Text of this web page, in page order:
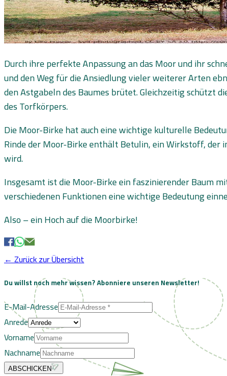
Durch ihre perfekte Anpassung an das Moor und ihr
und den Weg für die Ansiedlung vieler weiterer Arten
den Astgabeln des Baumes brütet. Gleichzeitig schützt
des Torfkörpers.
Die Moor-Birke hat auch eine wichtige kulturelle
Rinde der Moor-Birke enthält Betulin, ein Wirkstoff,
wird.
Insgesamt ist die Moor-Birke ein faszinierender Baum
verschiedenen Funktionen eine wichtige Bedeutung
Also – ein Hoch auf die Moorbirke!
← Zurück zur Übersicht
Du willst noch mehr wissen?Abonniere unseren Newsletter!
E-Mail-Adresse
Anrede
Vorname
Nachname
ABSCHICKEN